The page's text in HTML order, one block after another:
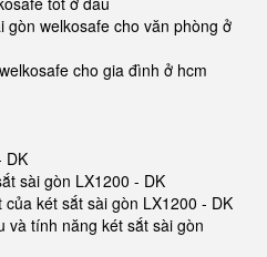
gòn welkosafe cho văn phòng ở
cho gia đình ở hcm
DK
sài gòn LX1200 - DK
két sắt sài gòn LX1200 - DK
và tính năng két sắt sài gòn